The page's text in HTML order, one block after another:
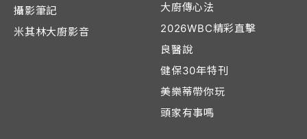
攝影筆記
米其林大廚影音
大廚傳心法
2026WBC精彩直擊
良醫說
健保30年特刊
美樂蒂帶你玩
頭家有事嗎